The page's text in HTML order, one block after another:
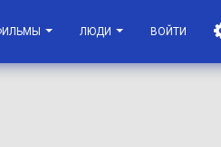
ЛЮДИ ВОЙТИ